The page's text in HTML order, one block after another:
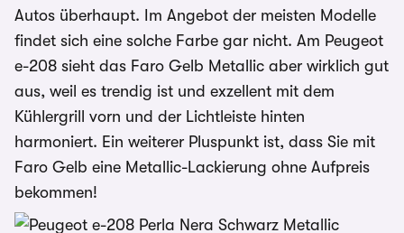
Autos überhaupt. Im Angebot der meisten Modelle
findet sich eine solche Farbe gar nicht. Am Peugeot
e-208 sieht das Faro Gelb Metallic aber wirklich gut
aus, weil es trendig ist und exzellent mit dem
Kühlergrill vorn und der Lichtleiste hinten
harmoniert. Ein weiterer Pluspunkt ist, dass Sie mit
Faro Gelb eine Metallic-Lackierung ohne Aufpreis
bekommen!